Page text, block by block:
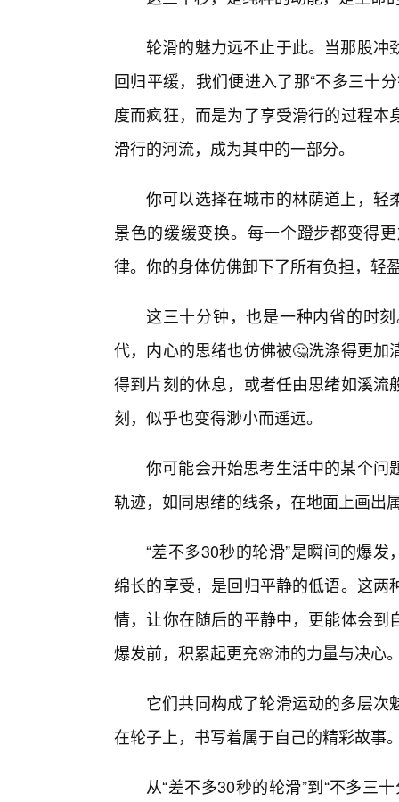
轮滑的魅力远不止于此。当那股冲
回归平缓，我们便进入了那“不多三十
度而疯狂，而是为了享受滑行的过程
滑行的河流，成为其中的一部分。
你可以选择在城市的林荫道上，轻
景色的缓缓变换。每一个蹬步都变得
律。你的身体仿佛卸下了所有负担，轻
这三十分钟，也是一种内省的时
代，内心的思绪也仿佛被🤔洗涤得更
得到片刻的休息，或者任由思绪如溪
刻，似乎也变得渺小而遥远。
你可能会开始思考生活中的某个问
轨迹，如同思绪的线条，在地面上画出
“差不多30秒的轮滑”是瞬间的爆
绵长的享受，是回归平静的低语。这
情，让你在随后的平静中，更能体会
爆发前，积累起更充🌸沛的力量与决心
它们共同构成了轮滑运动的多层
在轮子上，书写着属于自己的精彩故事
从“差不多30秒的轮滑”到“不多三